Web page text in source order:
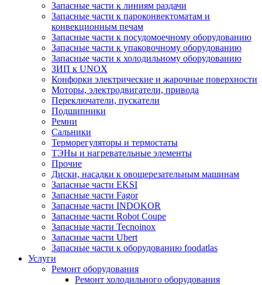
Запасные части к линиям раздачи
Запасные части к пароконвектоматам и
конвекционным печам
Запасные части к посудомоечному оборудованию
Запасные части к упаковочному оборудованию
Запасные части к холодильному оборудованию
ЗИП к UNOX
Конфорки электрические и жарочные поверхности
Моторы, электродвигатели, привода
Переключатели, пускатели
Подшипники
Ремни
Сальники
Терморегуляторы и термостаты
ТЭНы и нагревательные элементы
Прочие
Диски, насадки к овощерезательным машинам
Запасные части EKSI
Запасные части Fagor
Запасные части INDOKOR
Запасные части Robot Coupe
Запасные части Tecnoinox
Запасные части Ubert
Запасные части к оборудованию foodatlas
Услуги
Ремонт оборудования
Ремонт холодильного оборудования